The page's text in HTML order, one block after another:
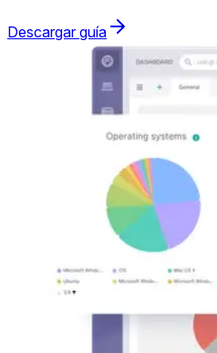
Descargar guía